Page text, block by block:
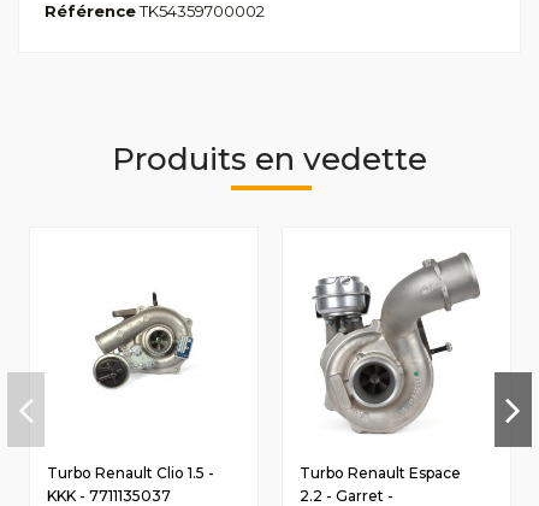
RéférenceTK54359700002
Produits en vedette
Turbo Renault Clio 1.5 -
KKK - 7711135037
Turbo Renault Espace
2.2 - Garret -